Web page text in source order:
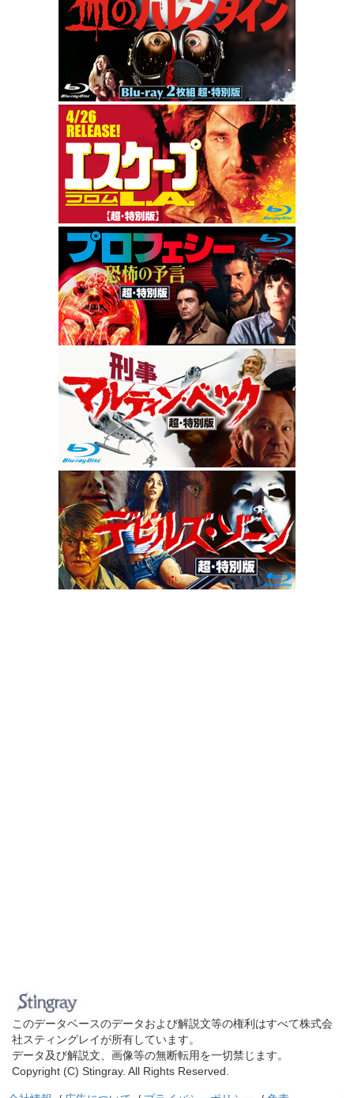
このデータベースのデータおよび解説文等の権利はすべて株式会
社スティングレイが所有しています。
データ及び解説文、画像等の無断転用を一切禁じます。
Copyright (C) Stingray. All Rights Reserved.